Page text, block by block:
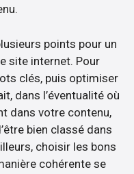
points pour un
site internet. Pour
clés, puis optimiser
dans l’éventualité où
dans votre contenu,
bien classé dans
choisir les bons
cohérente se